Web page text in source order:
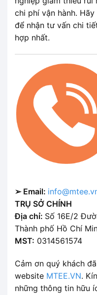
chi phí vận hành.
để nhận tư vấn chi
hợp nhất.
➢ Email:
TRỤ SỞ CHÍNH
Địa chỉ: Số 16E/2
Thành phố Hồ Chí
MST: 0314561574
Cảm ơn quý khách
website MTEE.VN.
những thông tin hữu